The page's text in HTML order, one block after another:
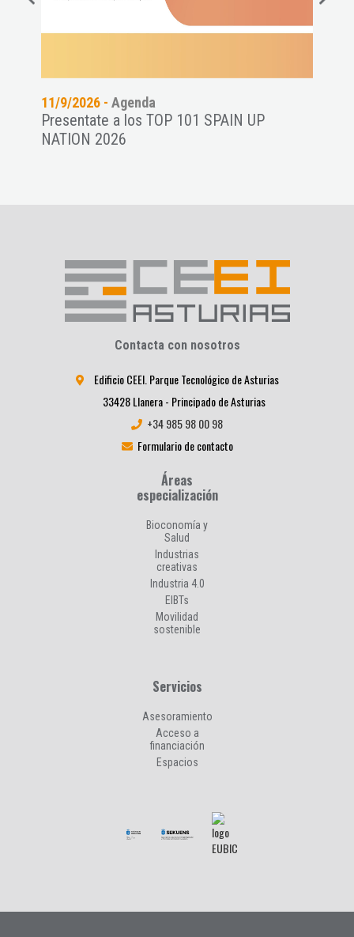
11/9/2026 -Agenda
Presentate a los TOP 101 SPAIN UP
NATION 2026
Contacta con nosotros
Edificio CEEI. Parque Tecnológico de Asturias
33428 Llanera - Principado de Asturias
+34 985 98 00 98
Formulario de contacto
Áreas
especialización
Bioconomía y
Salud
Industrias
creativas
Industria 4.0
EIBTs
Movilidad
sostenible
Servicios
Asesoramiento
Acceso a
financiación
Espacios